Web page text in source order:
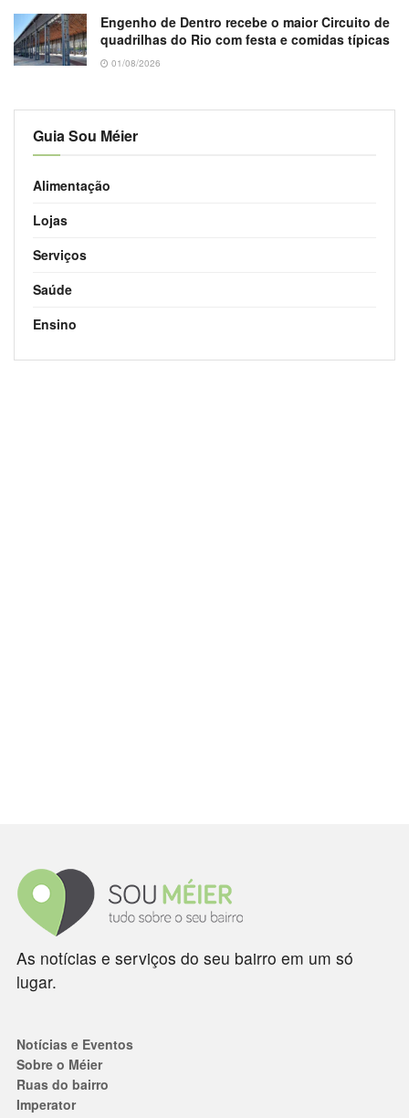
Engenho de Dentro recebe o maior Circuito de
quadrilhas do Rio com festa e comidas típicas
01/08/2026
Guia Sou Méier
Alimentação
Lojas
Serviços
Saúde
Ensino
As notícias e serviços do seu bairro em um só
lugar.
Notícias e Eventos
Sobre o Méier
Ruas do bairro
Imperator